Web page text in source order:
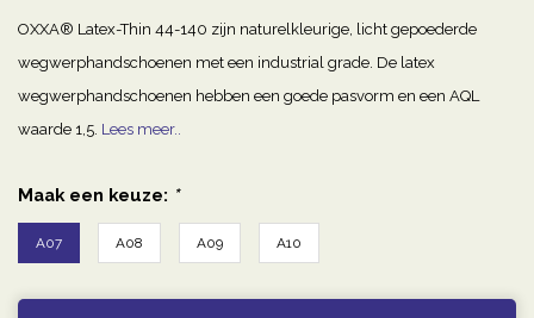
OXXA® Latex-Thin 44-140 zijn naturelkleurige, licht gepoederde
wegwerphandschoenen met een industrial grade. De latex
wegwerphandschoenen hebben een goede pasvorm en een AQL
waarde 1,5. Lees meer..
Maak een keuze: *
A07 A08 A09 A10